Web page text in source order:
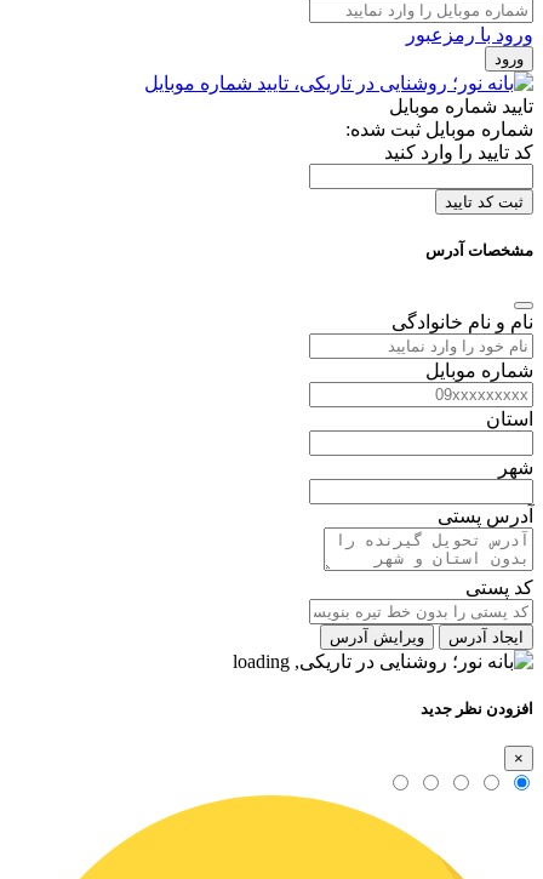
ورود با رمزعبور
ورود
تایید شماره موبایل
شماره موبایل ثبت شده:
کد تایید را وارد کنید
ثبت کد تایید
مشخصات آدرس
نام و نام خانوادگی
شماره موبایل
استان
شهر
آدرس پستی
کد پستی
ایجاد آدرس ویرایش آدرس
افزودن نظر جدید
×